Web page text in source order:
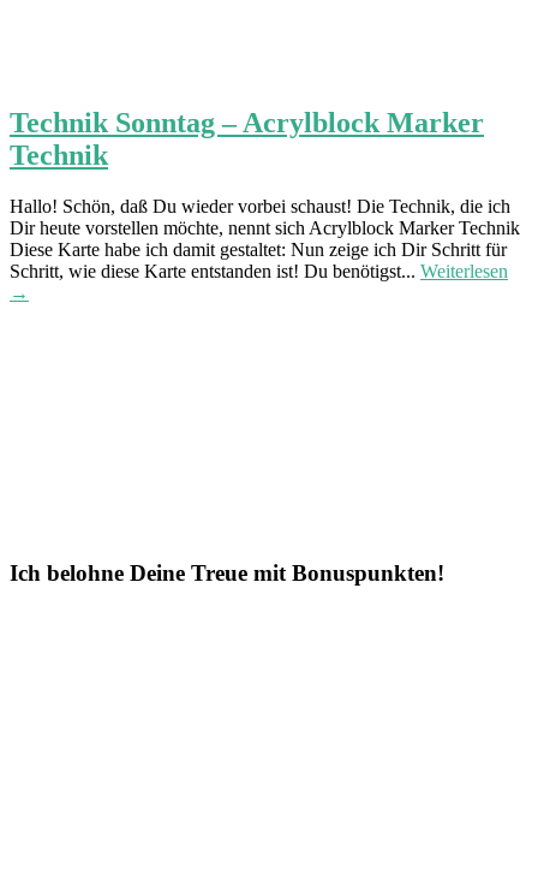
Technik Sonntag – Acrylblock Marker
Technik
Hallo! Schön, daß Du wieder vorbei schaust! Die Technik, die ich
Dir heute vorstellen möchte, nennt sich Acrylblock Marker Technik
Diese Karte habe ich damit gestaltet: Nun zeige ich Dir Schritt für
Schritt, wie diese Karte entstanden ist! Du benötigst... Weiterlesen
→
Ich belohne Deine Treue mit Bonuspunkten!